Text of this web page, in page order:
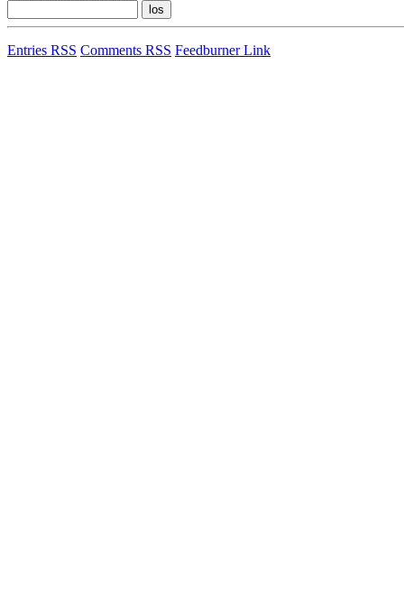
Entries RSS Comments RSS Feedburner Link